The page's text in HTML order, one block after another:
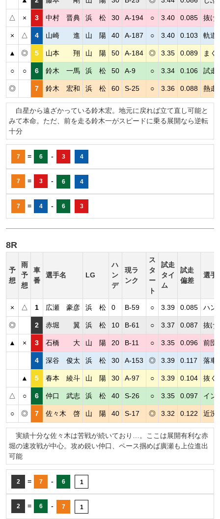
△ × 3 中村 晋典 浜 松 30 A-194 ○ 3.40 0.085 抜け
× △ 4 山崎 進 山 陽 40 A-187 ○ 3.40 0.103 軌道
▲ ◎ 5 山本 翔 山 陽 50 A-184 ◎ 3.35 0.089 まく
○ ○ 6 鈴木 一馬 浜 松 50 A-9 ○ 3.34 0.106 試走
◎ 7 鈴木 宏和 浜 松 60 S-25 ○ 3.36 0.088 熱走
白星から遠ざかっている鈴木宏。地元に戻れば立て直し可能と
みて本命。ただ、前を走る鈴木一がスピードに乗る展開なら逆転
十分
7 = 6 - 3 4
7 = 3 - 6 4
7 = 4 - 6 3
8R
予
想
雨
予
想
車
番
選手名 LG
ハ
ン
デ
現ラ
ンク
ス
タ
ー
ト
試走
タイ
ム
試走
偏差
選手
× △ 1 広瀬 豪彦 浜 松 0 B-59 ○ 3.39 0.085 ハン
◎ 2 赤堀 翼 浜 松 10 B-61 ○ 3.37 0.087 抜け
▲ × 3 石橋 大 山 陽 20 B-11 ○ 3.35 0.096 前団
4 深谷 俊太 浜 松 30 A-153 ◎ 3.39 0.117 落車
▲ 5 春本 綾斗 山 陽 30 A-97 ○ 3.39 0.104 抜く
△ ○ 6 仲口 武志 浜 松 40 S-26 ○ 3.35 0.097 イン
○ ◎ 7 佐々木 啓 山 陽 40 S-17 ◎ 3.32 0.122 近況
実績十分な佐々木は苦戦が続いており…。ここは展開有利な赤
堀の速攻戦が中心。攻め鋭い仲口、ペース掴めば廣瀬も上位進出
可能
2 = 7 - 6 1
2 = 6 - 7 1